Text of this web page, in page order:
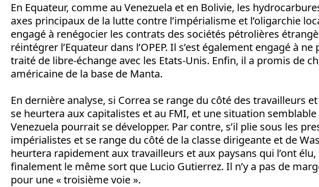
En Equateur, comme au Venezuela et en Bolivie, les
axes principaux de la lutte contre l’impérialisme et l’oligarchie
engagé à renégocier les contrats des sociétés pétrolières
réintégrer l’Equateur dans l’OPEP. Il s’est également engagé à ne
traité de libre-échange avec les Etats-Unis. Enfin, il a promis de
américaine de la base de Manta.
En dernière analyse, si Correa se range du côté des travailleurs
se heurtera aux capitalistes et au FMI, et une situation semblable
Venezuela pourrait se développer. Par contre, s’il plie sous les
impérialistes et se range du côté de la classe dirigeante et de
heurtera rapidement aux travailleurs et aux paysans qui l’ont
finalement le même sort que Lucio Gutierrez. Il n’y a pas de
pour une « troisième voie ».